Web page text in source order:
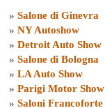
» Salone di Ginevra
» NY Autoshow
» Detroit Auto Show
» Salone di Bologna
» LA Auto Show
» Parigi Motor Show
» Saloni Francoforte